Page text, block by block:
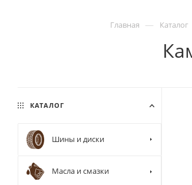
Главная — Каталог
КАТАЛОГ
Шины и диски
Масла и смазки